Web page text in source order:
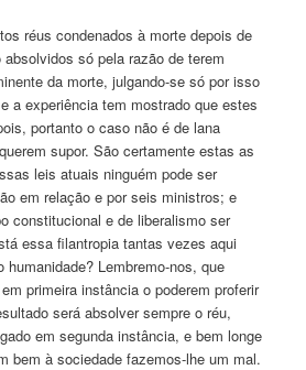
réus condenados à morte depois de
só pela razão de terem
da morte, julgando-se só por isso
a experiência tem mostrado que estes
portanto o caso não é de lana
supor. São certamente estas as
leis atuais ninguém pode ser
em relação e por seis ministros; e
constitucional e de liberalismo ser
essa filantropia tantas vezes aqui
humanidade? Lembremo-nos, que
primeira instância o poderem proferir
será absolver sempre o réu,
em segunda instância, e bem longe
bem à sociedade fazemos-lhe um mal.